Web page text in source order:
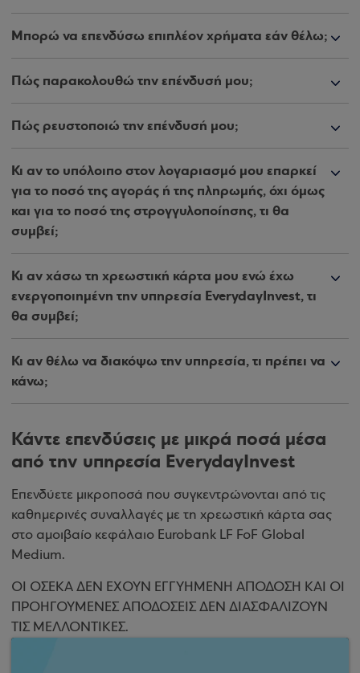
Μπορώ να επενδύσω επιπλέον χρήματα εάν θέλω;
Πώς παρακολουθώ την επένδυσή μου;
Πώς ρευστοποιώ την επένδυσή μου;
Κι αν το υπόλοιπο στον λογαριασμό μου επαρκεί
για το ποσό της αγοράς ή της πληρωμής, όχι όμως
και για το ποσό της στρογγυλοποίησης, τι θα
συμβεί;
Κι αν χάσω τη χρεωστική κάρτα μου ενώ έχω
ενεργοποιημένη την υπηρεσία EverydayInvest, τι
θα συμβεί;
Κι αν θέλω να διακόψω την υπηρεσία, τι πρέπει να
κάνω;
Κάντε επενδύσεις με μικρά ποσά μέσα
από την υπηρεσία EverydayInvest
Επενδύετε μικροποσά που συγκεντρώνονται από τις
καθημερινές συναλλαγές με τη χρεωστική κάρτα σας
στο αμοιβαίο κεφάλαιο Eurobank LF FoF Global
Medium.
ΟΙ ΟΣΕΚΑ ΔΕΝ ΕΧΟΥΝ ΕΓΓΥΗΜΕΝΗ ΑΠΟΔΟΣΗ ΚΑΙ ΟΙ
ΠΡΟΗΓΟΥΜΕΝΕΣ ΑΠΟΔΟΣΕΙΣ ΔΕΝ ΔΙΑΣΦΑΛΙΖΟΥΝ
ΤΙΣ ΜΕΛΛΟΝΤΙΚΕΣ.